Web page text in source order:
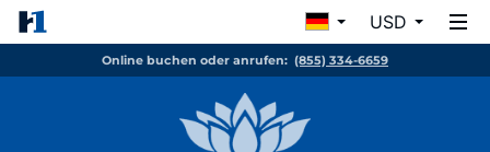
USD
Online buchen oder anrufen: (855) 334-6659